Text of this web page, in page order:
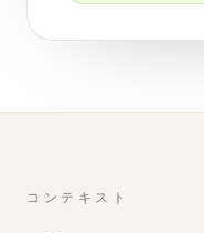
コンテキスト